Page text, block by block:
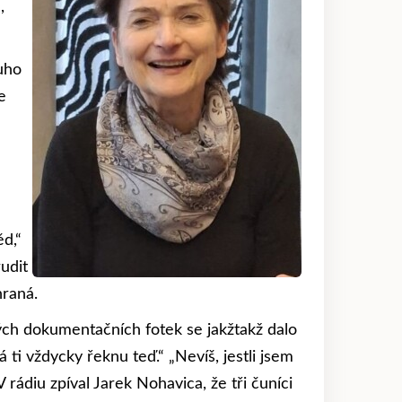
dokumentačních fotek se jakžtakž dalo
ti vždycky řeknu teď.“ „Nevíš, jestli jsem
rádiu zpíval Jarek Nohavica, že tři čuníci